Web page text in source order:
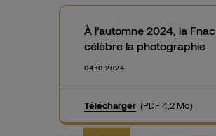
À l’automne 2024, la Fnac
célèbre la photographie
04.10.2024
Télécharger (PDF 4,2 Mo)